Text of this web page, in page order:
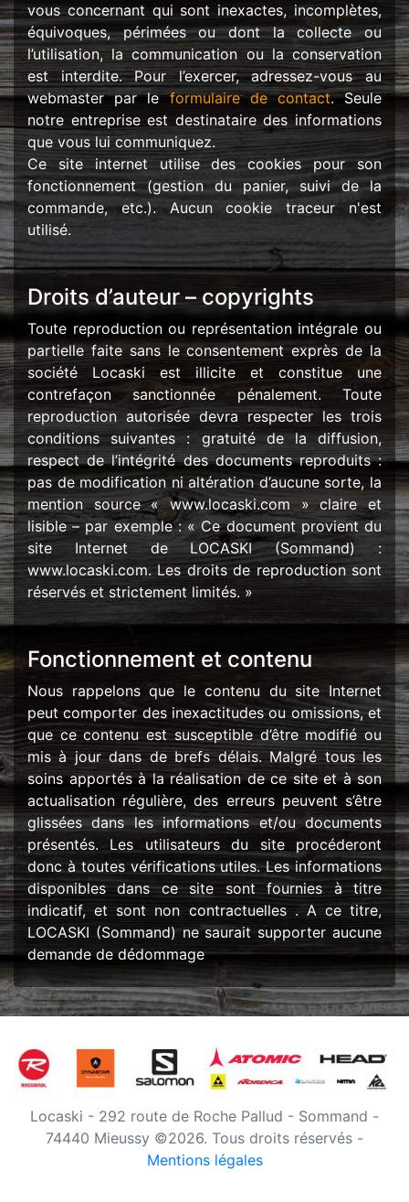
vous concernant qui sont inexactes, incomplètes,
équivoques, périmées ou dont la collecte ou
l’utilisation, la communication ou la conservation
est interdite. Pour l’exercer, adressez-vous au
webmaster par leformulaire de contact. Seule
notre entreprise est destinataire des informations
que vous lui communiquez.
Ce site internet utilise des cookies pour son
fonctionnement (gestion du panier, suivi de la
commande, etc.). Aucun cookie traceur n'est
utilisé.
Droits d’auteur – copyrights
Toute reproduction ou représentation intégrale ou
partielle faite sans le consentement exprès de la
société Locaski est illicite et constitue une
contrefaçon sanctionnée pénalement. Toute
reproduction autorisée devra respecter les trois
conditions suivantes : gratuité de la diffusion,
respect de l’intégrité des documents reproduits :
pas de modification ni altération d’aucune sorte, la
mention source « www.locaski.com » claire et
lisible – par exemple : « Ce document provient du
site Internet de LOCASKI (Sommand) :
www.locaski.com. Les droits de reproduction sont
réservés et strictement limités. »
Fonctionnement et contenu
Nous rappelons que le contenu du site Internet
peut comporter des inexactitudes ou omissions, et
que ce contenu est susceptible d’être modifié ou
mis à jour dans de brefs délais. Malgré tous les
soins apportés à la réalisation de ce site et à son
actualisation régulière, des erreurs peuvent s’être
glissées dans les informations et/ou documents
présentés. Les utilisateurs du site procéderont
donc à toutes vérifications utiles. Les informations
disponibles dans ce site sont fournies à titre
indicatif, et sont non contractuelles . A ce titre,
LOCASKI (Sommand) ne saurait supporter aucune
demande de dédommage
Locaski - 292 route de Roche Pallud - Sommand -
74440 Mieussy ©2026. Tous droits réservés -
Mentions légales